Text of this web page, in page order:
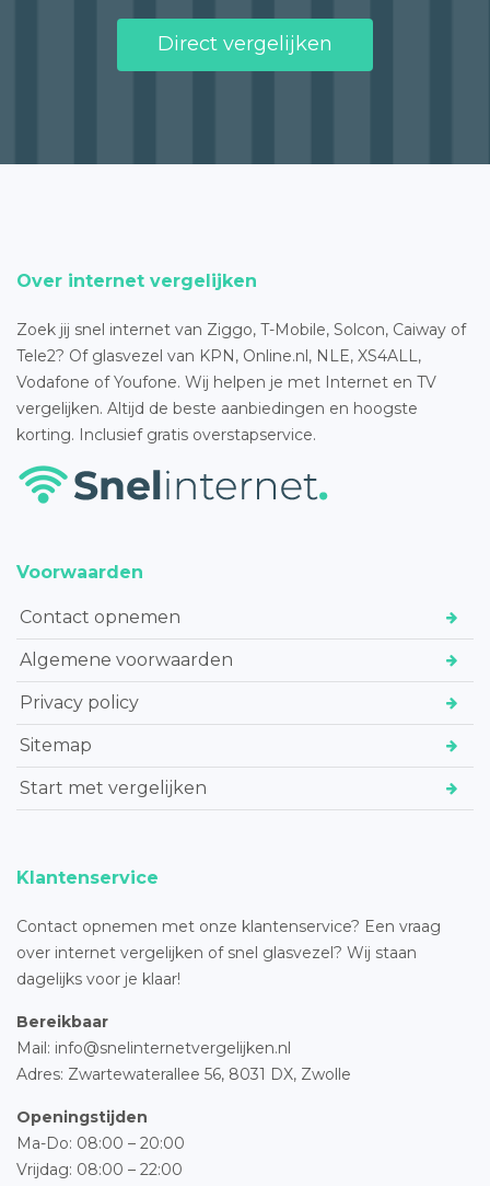
Direct vergelijken
Over internet vergelijken
Zoek jij snel internet van Ziggo, T-Mobile, Solcon, Caiway of
Tele2? Of glasvezel van KPN, Online.nl, NLE, XS4ALL,
Vodafone of Youfone. Wij helpen je met Internet en TV
vergelijken. Altijd de beste aanbiedingen en hoogste
korting. Inclusief gratis overstapservice.
Voorwaarden
Contact opnemen
Algemene voorwaarden
Privacy policy
Sitemap
Start met vergelijken
Klantenservice
Contact opnemen met onze klantenservice? Een vraag
over internet vergelijken of snel glasvezel? Wij staan
dagelijks voor je klaar!
Bereikbaar
Mail: info@snelinternetvergelijken.nl
Adres: Zwartewaterallee 56, 8031 DX, Zwolle
Openingstijden
Ma-Do: 08:00 – 20:00
Vrijdag: 08:00 – 22:00